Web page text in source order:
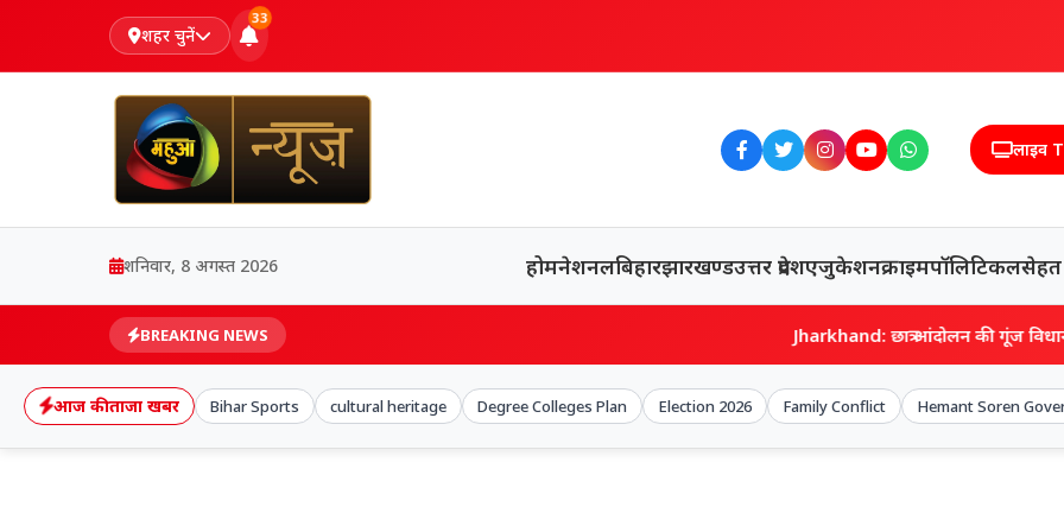
शहर चुनें
33
लाइव
शनिवार, 8 अगस्त 2026 होमनेशनलबिहारझारखण्डउत्तर प्रदेशएजुकेशनक्राइमपॉलिटिकलसेहत
BREAKING NEWS Jharkhand: छात्र आंदोलन की गूंज विधानसभा तक पहुंची,
आज की ताजा खबर Bihar Sports cultural heritage Degree Colleges Plan Election 2026 Family Conflict Hemant Soren